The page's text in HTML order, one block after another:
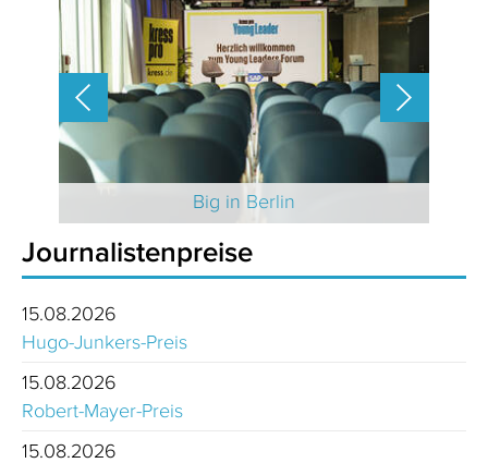
Big in Berlin
Journalistenpreise
15.08.2026
Hugo-Junkers-Preis
15.08.2026
Robert-Mayer-Preis
15.08.2026